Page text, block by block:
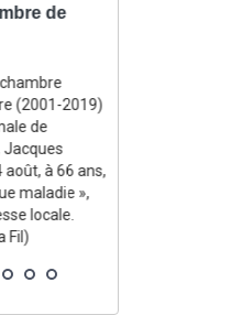
de
(2001-2019)
de
Jacques
à 66 ans,
maladie »,
locale.
Fil)